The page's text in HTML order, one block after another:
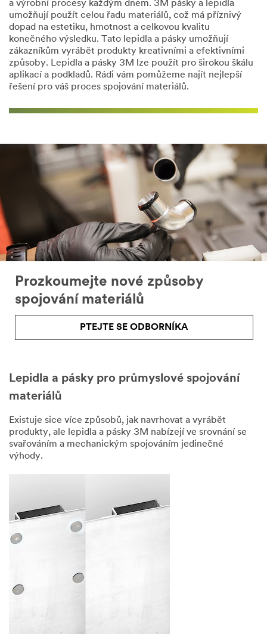
poskytnutí
některých
klíčových
informací,
včetně
vašich
kontaktních
údajů.
které
odpovědi
mailem
nebo
telefonicky
společnosti
nebo
jedním
našich
partnerů,
kterými
sdílet
vaše
osobní
údaje
zásadami
ochrany
osobních
údajů
a výrobní procesy každým dnem. 3M pásky a lepidla
umožňují použít celou řadu materiálů, což má příznivý
dopad na estetiku, hmotnost a celkovou kvalitu
konečného výsledku. Tato lepidla a pásky umožňují
zákazníkům vyrábět produkty kreativními a efektivními
způsoby. Lepidla a pásky 3M lze použít pro širokou škálu
aplikací a podkladů. Rádi vám pomůžeme najít nejlepší
řešení pro váš proces spojování materiálů.
Prozkoumejte nové způsoby
spojování materiálů
PTEJTE SE ODBORNÍKA
Lepidla a pásky pro průmyslové spojování
materiálů
Existuje sice více způsobů, jak navrhovat a vyrábět
produkty, ale lepidla a pásky 3M nabízejí ve srovnání se
svařováním a mechanickým spojováním jedinečné
výhody.